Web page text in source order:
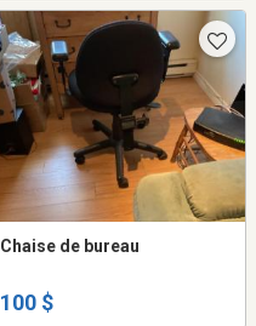
Chaise de bureau
100 $